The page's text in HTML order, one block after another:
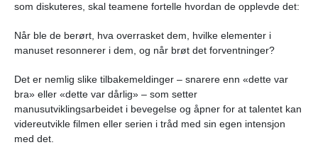
som diskuteres, skal teamene fortelle hvordan de opplevde det:
Når ble de berørt, hva overrasket dem, hvilke elementer i
manuset resonnerer i dem, og når brøt det forventninger?
Det er nemlig slike tilbakemeldinger – snarere enn «dette var
bra» eller «dette var dårlig» – som setter
manusutviklingsarbeidet i bevegelse og åpner for at talentet kan
videreutvikle filmen eller serien i tråd med sin egen intensjon
med det.